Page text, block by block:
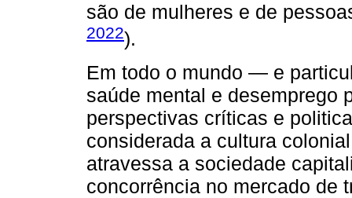
são de mulheres e de
2022).
Em todo o mundo — e
saúde mental e desemprego
perspectivas críticas e
considerada a cultura
atravessa a sociedade
concorrência no mercado de